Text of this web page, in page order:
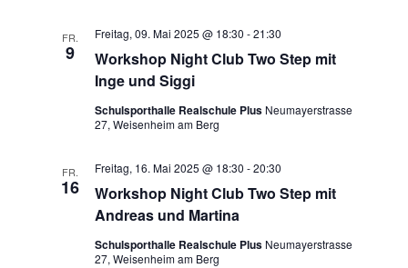
i
a
o
c
N
FR.
9
Workshop Night Club Two Step mit
Inge und Siggi
Freitag, 09. Mai 2025 @ 18:30 -21:30
Schulsporthalle Realschule Plus Neumayerstrasse
27, Weisenheim am Berg
FR.
16
Workshop Night Club Two Step mit
Andreas und Martina
Freitag, 16. Mai 2025 @ 18:30 -20:30
Schulsporthalle Realschule Plus Neumayerstrasse
27, Weisenheim am Berg